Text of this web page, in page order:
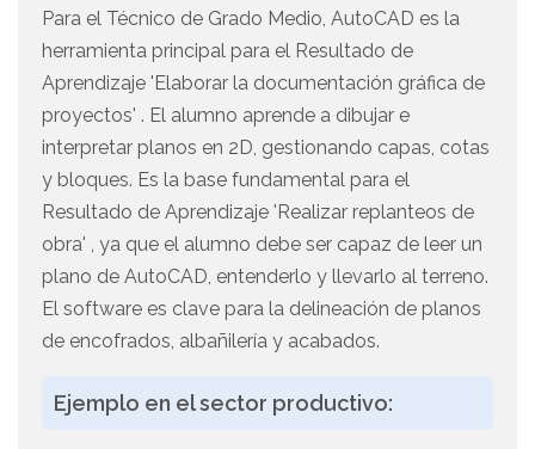
Para el Técnico de Grado Medio, AutoCAD es la
herramienta principal para el Resultado de
Aprendizaje 'Elaborar la documentación gráfica de
proyectos' . El alumno aprende a dibujar e
interpretar planos en 2D, gestionando capas, cotas
y bloques. Es la base fundamental para el
Resultado de Aprendizaje 'Realizar replanteos de
obra' , ya que el alumno debe ser capaz de leer un
plano de AutoCAD, entenderlo y llevarlo al terreno.
El software es clave para la delineación de planos
de encofrados, albañilería y acabados.
Ejemplo en el sector productivo: